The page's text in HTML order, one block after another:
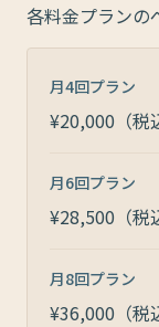
各料金プランの
月4回プラン
¥20,000（税
月6回プラン
¥28,500（税
月8回プラン
¥36,000（税